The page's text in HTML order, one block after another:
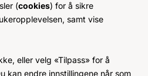
(cookies) for å sikre
samt vise
eller velg «Tilpass» for å
kan endre innstillingene når som